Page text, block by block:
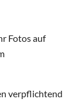
Fotos auf
verpflichtend